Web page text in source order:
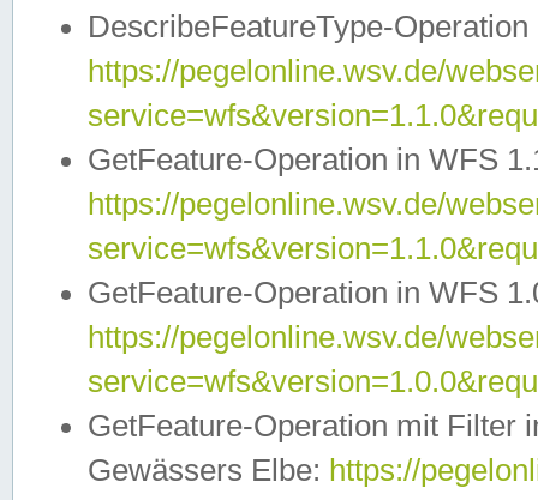
DescribeFeatureType-
https://pegelonline.wsv.de/
GetFeature-Operation in WFS
https://pegelonline.wsv.de/
GetFeature-Operation in WFS
https://pegelonline.wsv.de/
GetFeature-Operation mit Filter
Gewässers Elbe: https://